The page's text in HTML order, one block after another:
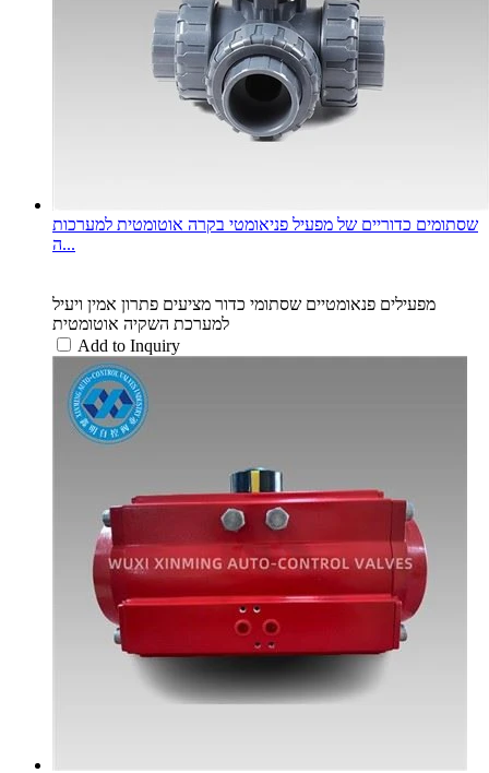
שסתומים כדוריים של מפעיל פניאומטי בקרה אוטומטית למערכות
ה...
מפעילים פנאומטיים שסתומי כדור מציעים פתרון אמין ויעיל
למערכת השקיה אוטומטית
Add to Inquiry